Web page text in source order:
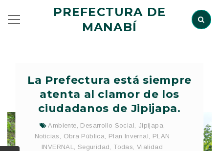
PREFECTURA DE
MANABÍ
La Prefectura está siempre
atenta al clamor de los
ciudadanos de Jipijapa.
Ambiente, Desarrollo Social, Jipijapa,
Noticias , Obra Pública, Plan Invernal, PLAN
INVERNAL, Seguridad, Todas, Vialidad